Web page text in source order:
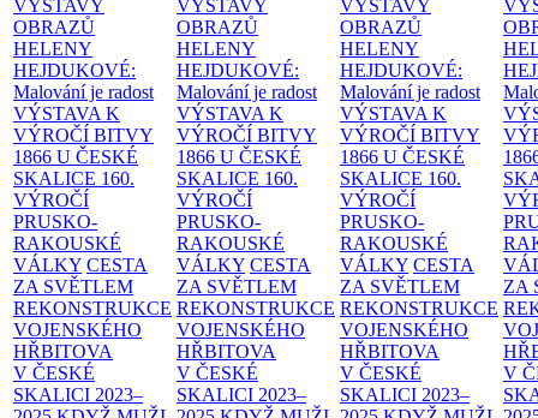
VÝSTAVY
OBRAZŮ
HELENY
HEJDUKOVÉ:
Malování je radost
VÝSTAVA K
VÝROČÍ BITVY
1866 U ČESKÉ
SKALICE 160.
VÝROČÍ
PRUSKO-
RAKOUSKÉ
VÁLKY CESTA
ZA SVĚTLEM
REKONSTRUKCE
VOJENSKÉHO
HŘBITOVA
V ČESKÉ
SKALICI 2023–
VÝSTAVY
OBRAZŮ
HELENY
HEJDUKOVÉ:
Malování je radost
VÝSTAVA K
VÝROČÍ BITVY
1866 U ČESKÉ
SKALICE 160.
VÝROČÍ
PRUSKO-
RAKOUSKÉ
VÁLKY CESTA
ZA SVĚTLEM
REKONSTRUKCE
VOJENSKÉHO
HŘBITOVA
V ČESKÉ
SKALICI 2023–
VÝSTAVY
OBRAZŮ
HELENY
HEJDUKOVÉ:
Malování je radost
VÝSTAVA K
VÝROČÍ BITVY
1866 U ČESKÉ
SKALICE 160.
VÝROČÍ
PRUSKO-
RAKOUSKÉ
VÁLKY CESTA
ZA SVĚTLEM
REKONSTRUKCE
VOJENSKÉHO
HŘBITOVA
V ČESKÉ
SKALICI 2023–
ZA
V